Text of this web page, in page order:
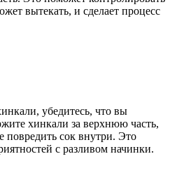
вытекать, и сделает процесс
убедитесь, что вы
хинкали за верхнюю часть,
повредить сок внутри. Это
с разливом начинки.